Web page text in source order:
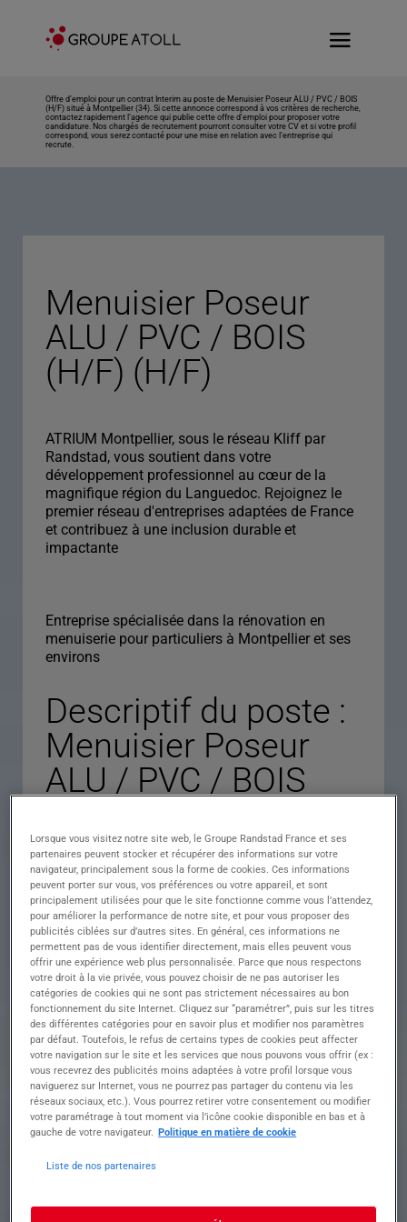
Offre d’emploi pour un contrat Interim au poste de Menuisier Poseur ALU / PVC / BOIS
(H/F) situé à Montpellier (34). Si cette annonce correspond à vos critères de recherche,
contactez rapidement l’agence qui publie cette offre d’emploi pour proposer votre
candidature. Nos chargés de recrutement pourront consulter votre CV et si votre profil
correspond, vous serez contacté pour une mise en relation avec l’entreprise qui
recrute.
Menuisier Poseur
ALU / PVC / BOIS
(H/F) (H/F)
ATRIUM Montpellier, sous le réseau Kliff par
Randstad, vous soutient dans votre
développement professionnel au cœur de la
magnifique région du Languedoc. Rejoignez le
premier réseau d'entreprises adaptées de France
et contribuez à une inclusion durable et
impactante
Entreprise spécialisée dans la rénovation en
menuiserie pour particuliers à Montpellier et ses
environs
Descriptif du poste :
Menuisier Poseur
ALU / PVC / BOIS
Descriptif du poste : Êtes-vous prêt(e) à
transformer les espaces de vie en tant que
Menuisier Poseur ALU / PVC / BOIS (H/F) ?
Vous serez chargé(e) de mener à bien des projets
d'installation de menuiseries variées, en assurant
un service exceptionnel.
• Préparer et organiser les interventions sur
chantier, en respectant les consignes de sécurité.
• Réaliser la dépose des anciennes installations
et poser de nouvelles menuiseries en ALU, PVC et
BOIS.
• Effectuer les réglages, finitions, et garantir la
conformité des équipements installés.
• Exécuter des travaux d'étanchéité et d'isolation
• Conseiller et échanger avec les clients, en
et claire.
Lorsque vous visitez notre site web, le Groupe Randstad France et ses
partenaires peuvent stocker et récupérer des informations sur votre
navigateur, principalement sous la forme de cookies. Ces informations
peuvent porter sur vous, vos préférences ou votre appareil, et sont
principalement utilisées pour que le site fonctionne comme vous l’attendez,
pour améliorer la performance de notre site, et pour vous proposer des
publicités ciblées sur d’autres sites. En général, ces informations ne
permettent pas de vous identifier directement, mais elles peuvent vous
offrir une expérience web plus personnalisée. Parce que nous respectons
votre droit à la vie privée, vous pouvez choisir de ne pas autoriser les
catégories de cookies qui ne sont pas strictement nécessaires au bon
fonctionnement du site Internet. Cliquez sur “paramétrer”, puis sur les titres
des différentes catégories pour en savoir plus et modifier nos paramètres
par défaut. Toutefois, le refus de certains types de cookies peut affecter
votre navigation sur le site et les services que nous pouvons vous offrir (ex :
vous recevrez des publicités moins adaptées à votre profil lorsque vous
naviguerez sur Internet, vous ne pourrez pas partager du contenu via les
réseaux sociaux, etc.). Vous pourrez retirer votre consentement ou modifier
votre paramétrage à tout moment via l’icône cookie disponible en bas et à
gauche de votre navigateur. Politique en matière de cookie
Liste de nos partenaires